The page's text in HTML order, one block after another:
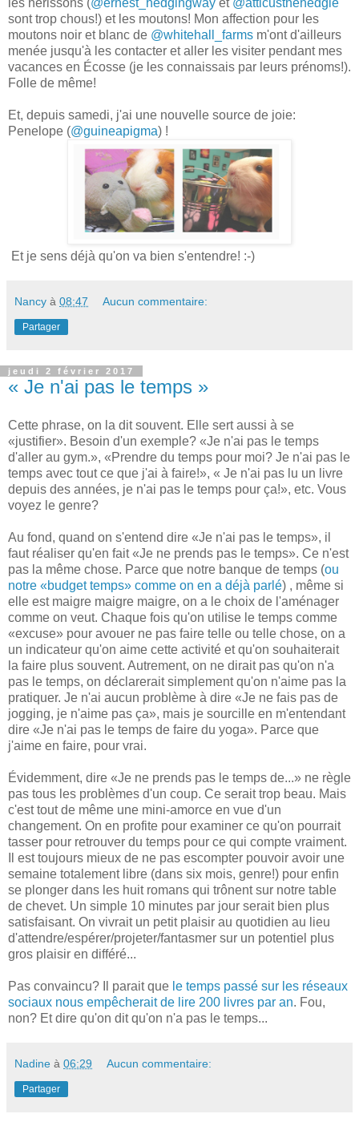
les hérissons (@ernest_hedgingway et @atticusthehedgie
sont trop chous!) et les moutons! Mon affection pour les
moutons noir et blanc de @whitehall_farms m'ont d'ailleurs
menée jusqu'à les contacter et aller les visiter pendant mes
vacances en Écosse (je les connaissais par leurs prénoms!).
Folle de même!
Et, depuis samedi, j'ai une nouvelle source de joie:
Penelope (@guineapigma) !
Et je sens déjà qu'on va bien s'entendre! :-)
Nancy à 08:47 Aucun commentaire:
Partager
jeudi 2 février 2017
« Je n'ai pas le temps »
Cette phrase, on la dit souvent. Elle sert aussi à se
«justifier». Besoin d'un exemple? «Je n'ai pas le temps
d'aller au gym.», «Prendre du temps pour moi? Je n'ai pas le
temps avec tout ce que j'ai à faire!», « Je n'ai pas lu un livre
depuis des années, je n'ai pas le temps pour ça!», etc. Vous
voyez le genre?
Au fond, quand on s'entend dire «Je n'ai pas le temps», il
faut réaliser qu'en fait «Je ne prends pas le temps». Ce n'est
pas la même chose. Parce que notre banque de temps (ou
notre «budget temps» comme on en a déjà parlé) , même si
elle est maigre maigre maigre, on a le choix de l'aménager
comme on veut. Chaque fois qu'on utilise le temps comme
«excuse» pour avouer ne pas faire telle ou telle chose, on a
un indicateur qu'on aime cette activité et qu'on souhaiterait
la faire plus souvent. Autrement, on ne dirait pas qu'on n'a
pas le temps, on déclarerait simplement qu'on n'aime pas la
pratiquer. Je n'ai aucun problème à dire «Je ne fais pas de
jogging, je n'aime pas ça», mais je sourcille en m'entendant
dire «Je n'ai pas le temps de faire du yoga». Parce que
j'aime en faire, pour vrai.
Évidemment, dire «Je ne prends pas le temps de...» ne règle
pas tous les problèmes d'un coup. Ce serait trop beau. Mais
c'est tout de même une mini-amorce en vue d'un
changement. On en profite pour examiner ce qu'on pourrait
tasser pour retrouver du temps pour ce qui compte vraiment.
Il est toujours mieux de ne pas escompter pouvoir avoir une
semaine totalement libre (dans six mois, genre!) pour enfin
se plonger dans les huit romans qui trônent sur notre table
de chevet. Un simple 10 minutes par jour serait bien plus
satisfaisant. On vivrait un petit plaisir au quotidien au lieu
d'attendre/espérer/projeter/fantasmer sur un potentiel plus
gros plaisir en différé...
Pas convaincu? Il parait que le temps passé sur les réseaux
sociaux nous empêcherait de lire 200 livres par an. Fou,
non? Et dire qu'on dit qu'on n'a pas le temps...
Nadine à 06:29 Aucun commentaire:
Partager